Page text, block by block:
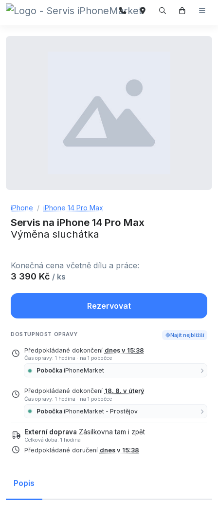
iPhone iPhone 14 Pro Max
Servis na iPhone 14 Pro Max
Výměna sluchátka
Konečná cena včetně dílu a práce:
3 390 Kč / ks
Rezervovat
DOSTUPNOST OPRAVY Najít nejbližší
Předpokládané dokončení dnes v 15:38
Čas opravy: 1 hodina · na 1 pobočce
Pobočka iPhoneMarket
Předpokládané dokončení 18. 8. v úterý
Čas opravy: 1 hodina · na 1 pobočce
Pobočka iPhoneMarket - Prostějov
Externí doprava Zásilkovna tam i zpět
Celková doba: 1 hodina
Předpokládané doručení dnes v 15:38
Popis